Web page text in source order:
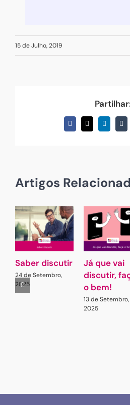
15 de Julho, 2019
Facebook
X LinkedIn
Artigos
Saber discutir
24 de Setembro,
2025
Já que vai
discutir,
o bem!
13 de Setembro,
2025